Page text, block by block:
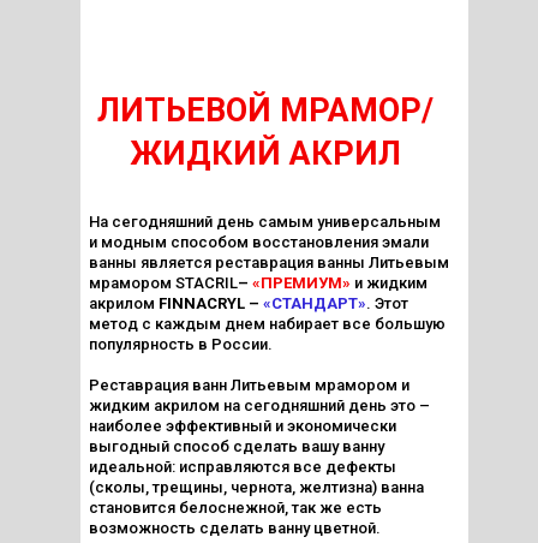
ЛИТЬЕВОЙ МРАМОР/
ЖИДКИЙ АКРИЛ
На сегодняшний день самым универсальным
и модным способом восстановления эмали
ванны является реставрация ванны Литьевым
мрамором STACRIL– «ПРЕМИУМ» и жидким
акрилом FINNACRYL – «СТАНДАРТ». Этот
метод с каждым днем набирает все большую
популярность в России.
Реставрация ванн Литьевым мрамором и
жидким акрилом на сегодняшний день это –
наиболее эффективный и экономически
выгодный способ сделать вашу ванну
идеальной: исправляются все дефекты
(сколы, трещины, чернота, желтизна) ванна
становится белоснежной, так же есть
возможность сделать ванну цветной.